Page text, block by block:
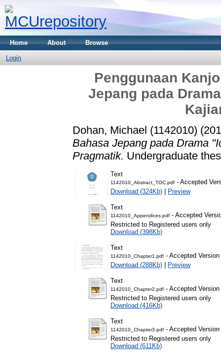
Home About Browse
Login
Penggunaan
Jepang pada
Dohan, Michael (1142010)
Bahasa Jepang pada Drama
Pragmatik. Undergraduate
Text
1142010_Abstract_TOC.pdf - Accepted
Download (324Kb) | Preview
Text
1142010_Appendices.pdf - Accepted
Restricted to Registered users only
Download (398Kb)
Text
1142010_Chapter1.pdf - Accepted Version
Download (288Kb) | Preview
Text
1142010_Chapter2.pdf - Accepted Version
Restricted to Registered users only
Download (416Kb)
Text
1142010_Chapter3.pdf - Accepted Version
Restricted to Registered users only
Download (611Kb)